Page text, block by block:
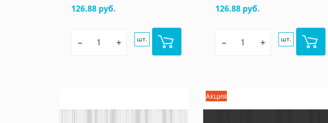
126.88 руб.
– + шт.
126.88 руб.
– + шт.
Акция